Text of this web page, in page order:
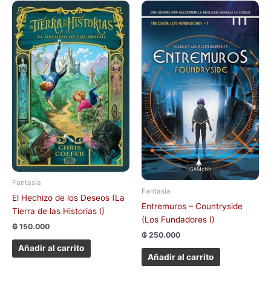
Fantasía
El Hechizo de los Deseos (La
Tierra de las Historias I)
₲ 150.000
Añadir al carrito
Fantasía
Entremuros – Countryside
(Los Fundadores I)
₲ 250.000
Añadir al carrito